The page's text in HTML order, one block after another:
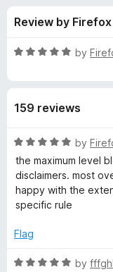
s
f
r
P
o
p
o
5
Review by
R
d
o
u
o
by
159 reviews
R
a
t
e
d
o
t
by
the maximum level
disclaimers. most
happy with the
specific rule
Flag
R
by